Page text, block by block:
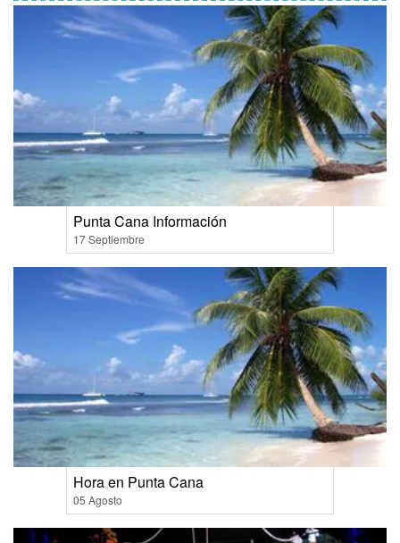
Punta Cana Información
17 Septiembre
Hora en Punta Cana
05 Agosto